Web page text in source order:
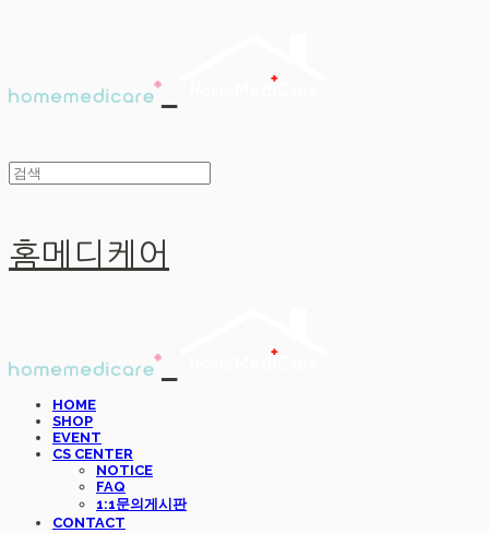
홈메디케어
HOME
SHOP
EVENT
CS CENTER
NOTICE
FAQ
1:1문의게시판
CONTACT